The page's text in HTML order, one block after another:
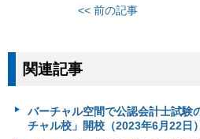
<< 前の記事
関連記事
バーチャル空間で公認会計士試験
チャル校」開校（2023年6月22日）